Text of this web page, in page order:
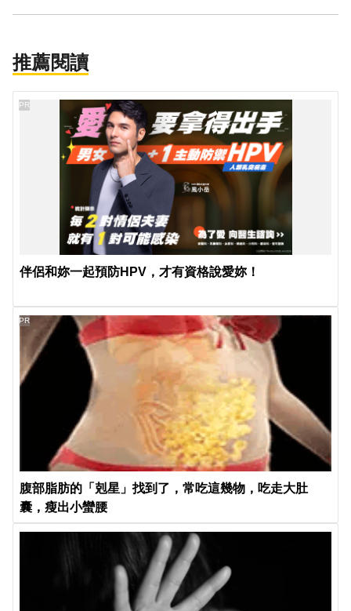
推薦閱讀
伴侶和妳一起預防HPV，才有資格說愛妳！
PR
腹部脂肪的「剋星」找到了，常吃這幾物，吃走大肚
囊，瘦出小蠻腰
PR